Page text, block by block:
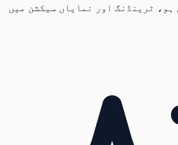
ٹرینڈنگ اور نمایاں سیکشن میں